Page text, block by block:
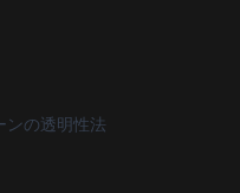
ンの透明性法